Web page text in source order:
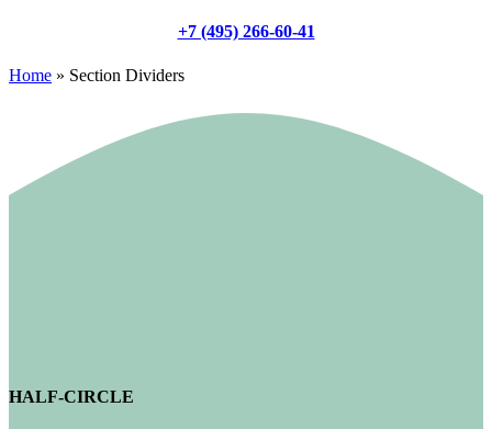
+7 (495) 266-60-41
Home » Section Dividers
HALF-CIRCLE